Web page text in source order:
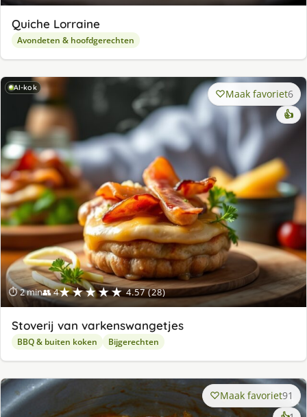
Quiche Lorraine
Avondeten & hoofdgerechten
AI-kok
⏱ 2 min👥 4★★★★★ 4.57 (28)
Maak favoriet6
👍
Stoverij van varkenswangetjes
BBQ & buiten koken Bijgerechten
Maak favoriet91